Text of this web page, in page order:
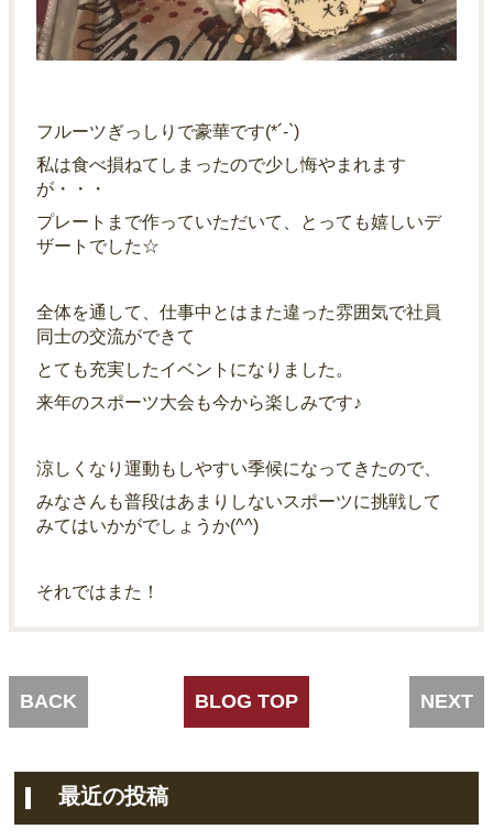
フルーツぎっしりで豪華です(*´-`)
私は食べ損ねてしまったので少し悔やまれます
が・・・
プレートまで作っていただいて、とっても嬉しいデ
ザートでした☆
全体を通して、仕事中とはまた違った雰囲気で社員
同士の交流ができて
とても充実したイベントになりました。
来年のスポーツ大会も今から楽しみです♪
涼しくなり運動もしやすい季候になってきたので、
みなさんも普段はあまりしないスポーツに挑戦して
みてはいかがでしょうか(^^)
それではまた！
NEXT
BACK BLOG TOP
最近の投稿